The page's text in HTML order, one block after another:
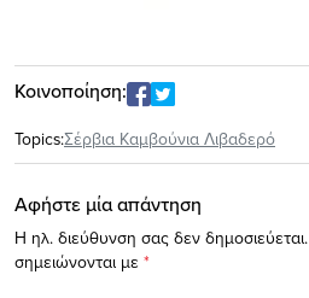
Κοινοποίηση:
Topics:Σέρβια Καμβούνια Λιβαδερό
Αφήστε μία απάντηση
Η ηλ. διεύθυνση σας δεν δημοσιεύεται.
σημειώνονται με *